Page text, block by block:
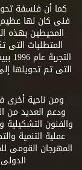
كما أن فلسفة
فنى كان لها عظيم
المحيطين بهذه
المتطلبات التى
ومن ناحية أخرى
ودعم العديد من
والفنون
عملية التنمية
المهرجان القومى